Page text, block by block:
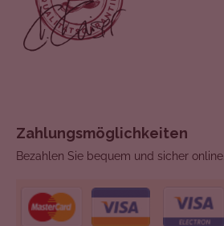
Zahlungsmöglichkeiten
Bezahlen Sie bequem und sicher online.